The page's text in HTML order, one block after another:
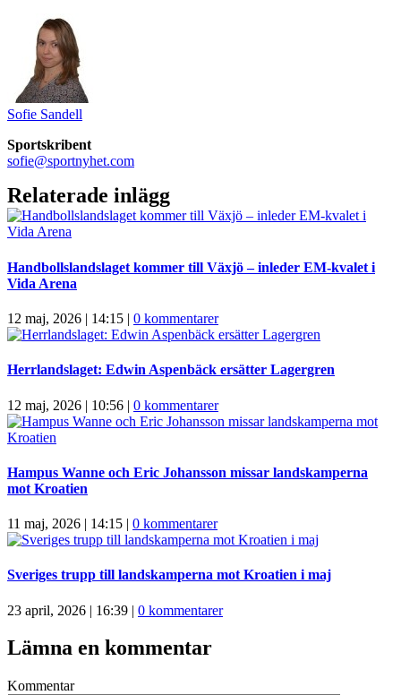
Sofie Sandell
Sportskribent
sofie@sportnyhet.com
Relaterade inlägg
Handbollslandslaget kommer till Växjö – inleder EM-kvalet i
Vida Arena
12 maj, 2026 | 14:15 | 0 kommentarer
Herrlandslaget: Edwin Aspenbäck ersätter Lagergren
12 maj, 2026 | 10:56 | 0 kommentarer
Hampus Wanne och Eric Johansson missar landskamperna
mot Kroatien
11 maj, 2026 | 14:15 | 0 kommentarer
Sveriges trupp till landskamperna mot Kroatien i maj
23 april, 2026 | 16:39 | 0 kommentarer
Lämna en kommentar
Kommentar